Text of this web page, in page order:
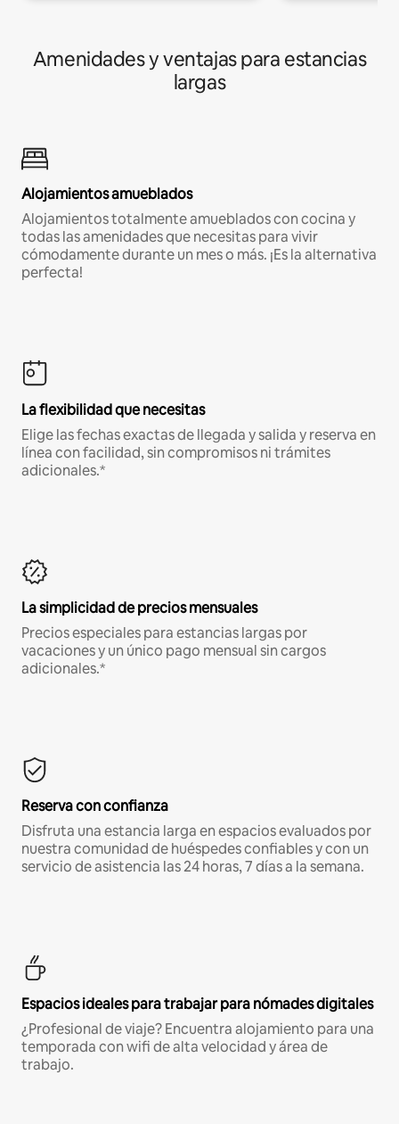
Amenidades y ventajas para estancias
largas
Alojamientos amueblados
Alojamientos totalmente amueblados con cocina y
todas las amenidades que necesitas para vivir
cómodamente durante un mes o más. ¡Es la alternativa
perfecta!
La flexibilidad que necesitas
Elige las fechas exactas de llegada y salida y reserva en
línea con facilidad, sin compromisos ni trámites
adicionales.*
La simplicidad de precios mensuales
Precios especiales para estancias largas por
vacaciones y un único pago mensual sin cargos
adicionales.*
Reserva con confianza
Disfruta una estancia larga en espacios evaluados por
nuestra comunidad de huéspedes confiables y con un
servicio de asistencia las 24 horas, 7 días a la semana.
Espacios ideales para trabajar para nómades digitales
¿Profesional de viaje? Encuentra alojamiento para una
temporada con wifi de alta velocidad y área de
trabajo.